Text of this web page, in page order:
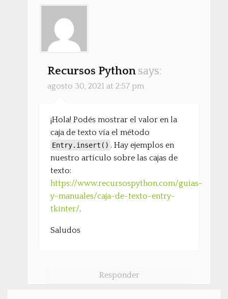
Recursos Python says:
agosto 30, 2021 at 2:57 pm
¡Hola! Podés mostrar el valor en la
caja de texto vía el método
Entry.insert() . Hay ejemplos en
nuestro artículo sobre las cajas de
texto:
https://www.recursospython.com/guias-
y-manuales/caja-de-texto-entry-
tkinter/.
Saludos
Responder